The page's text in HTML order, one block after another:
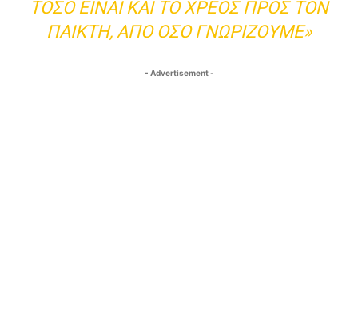
ΌΣΟ ΕΊΝΑΙ ΚΑΙ ΤΟ ΧΡΈΟΣ ΠΡΟΣ ΤΟΝ Π
ΑΊΚΤΗ, ΑΠΌ ΌΣΟ ΓΝΩΡΊΖΟΥΜΕ»
- Advertisement -